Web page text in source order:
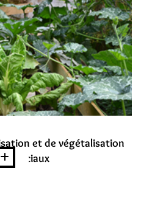
et de végétalisation
sociaux